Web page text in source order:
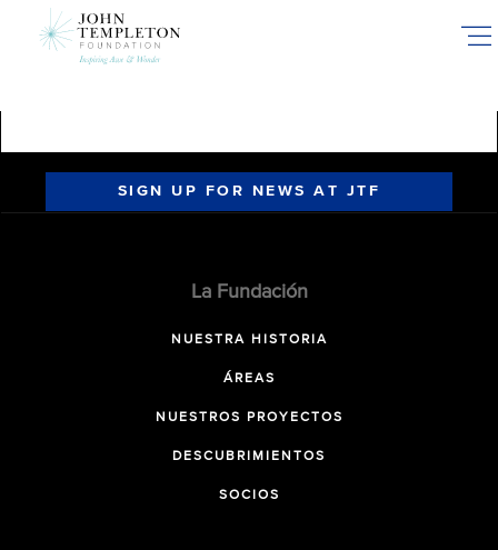
SIGN UP FOR NEWS AT JTF
La Fundación
NUESTRA HISTORIA
ÁREAS
NUESTROS PROYECTOS
DESCUBRIMIENTOS
SOCIOS